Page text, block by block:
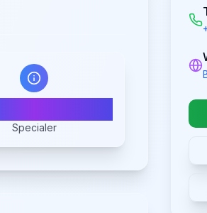
Specialer